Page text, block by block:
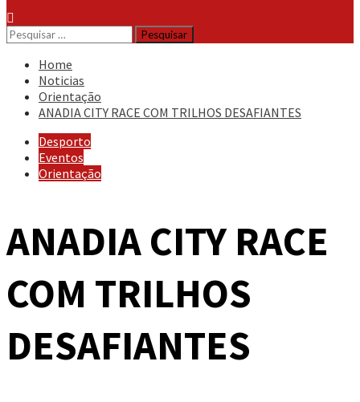
Pesquisar
por:
Home
Noticias
Orientação
ANADIA CITY RACE COM TRILHOS DESAFIANTES
Desporto
Eventos
Orientação
ANADIA CITY RACE
COM TRILHOS
DESAFIANTES